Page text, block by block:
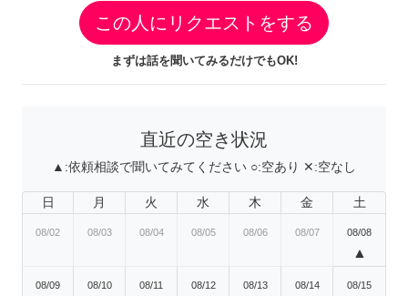
この人にリクエストをする
まずは話を聞いてみるだけでもOK!
直近の空き状況
▲:依頼相談で聞いてみてください ○:空あり ✕:空なし
日 月 火 水 木 金 土
08/02 08/03 08/04 08/05 08/06 08/07 08/08
▲
08/09 08/10 08/11 08/12 08/13 08/14 08/15